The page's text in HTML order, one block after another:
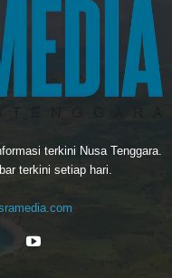
terkini Nusa Tenggara.
terkini setiap hari.